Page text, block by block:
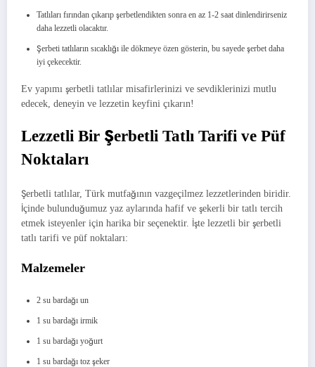
Tatlıları fırından çıkarıp şerbetlendikten sonra en az 1-2 saat dinlendirirseniz
daha lezzetli olacaktır.
Şerbeti tatlıların sıcaklığı ile dökmeye özen gösterin, bu sayede şerbet daha
iyi çekecektir.
Ev yapımı şerbetli tatlılar misafirlerinizi ve sevdiklerinizi mutlu
edecek, deneyin ve lezzetin keyfini çıkarın!
Lezzetli Bir Şerbetli Tatlı Tarifi ve Püf
Noktaları
Şerbetli tatlılar, Türk mutfağının vazgeçilmez lezzetlerinden biridir.
İçinde bulunduğumuz yaz aylarında hafif ve şekerli bir tatlı tercih
etmek isteyenler için harika bir seçenektir. İşte lezzetli bir şerbetli
tatlı tarifi ve püf noktaları:
Malzemeler
2 su bardağı un
1 su bardağı irmik
1 su bardağı yoğurt
1 su bardağı toz şeker